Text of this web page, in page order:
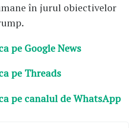
în jurul obiectivelor
pe Google News
pe Threads
pe canalul de WhatsApp